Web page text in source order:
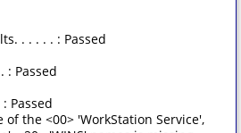
. . . . . : Passed
: Passed
Passed
of the <00> 'WorkStation Service',